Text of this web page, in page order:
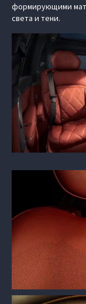
формирующими
света и тени.